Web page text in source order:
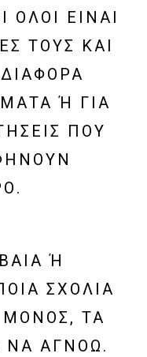
ΕΊΝΑΙ Μ
ΤΟΥΣ ΚΑΙ Σ
Ο
Ή ΓΙΑ ΤΑ
ΠΟΥ ΕΜ
ΑΔ
Ή Υ
ΣΧΌΛΙΑ Γ
ΤΑ Ο
ΑΓΝΟΏ. Π